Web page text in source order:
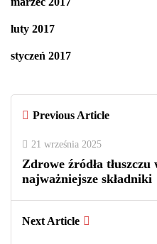
luty 2017
styczeń 2017
Previous Article
21 września 2025
Zdrowe źródła
najważniejsze składniki
Next Article